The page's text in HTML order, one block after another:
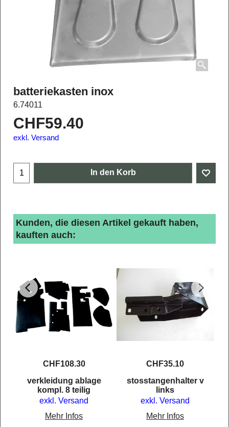
batteriekasten inox
6.74011
CHF59.40
exkl. Versand
In den Korb
Kunden, die diesen Artikel gekauft haben,
kauften auch:
CHF108.30
verkleidung ablage
kompl. 8 teilig
exkl. Versand
Mehr Infos
CHF35.10
stosstangenhalter v
links
exkl. Versand
Mehr Infos